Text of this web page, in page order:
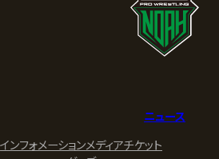
ニュース
インフォメーションメディアチケット